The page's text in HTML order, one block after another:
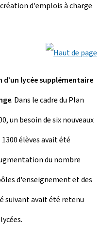
d'emplois à charge
lycée supplémentaire
. Dans le cadre du Plan
un besoin de six nouveaux
élèves avait été
du nombre
d'enseignement et des
suivant avait été retenu